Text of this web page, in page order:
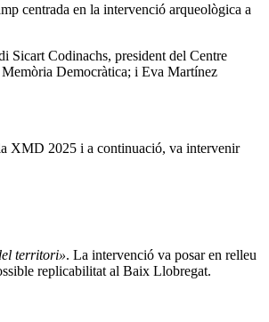
centrada en la intervenció arqueològica a
Sicart Codinachs, president del Centre
Democràtica; i Eva Martínez
XMD 2025 i a continuació, va intervenir
territori». La intervenció va posar en relleu
replicabilitat al Baix Llobregat.